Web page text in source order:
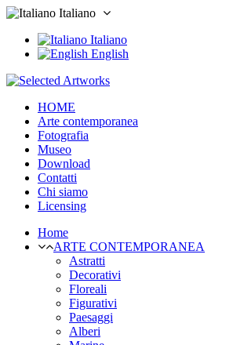
Italiano
Italiano
English
HOME
Arte contemporanea
Fotografia
Museo
Download
Contatti
Chi siamo
Licensing
Home
ARTE CONTEMPORANEA
Astratti
Decorativi
Floreali
Figurativi
Paesaggi
Alberi